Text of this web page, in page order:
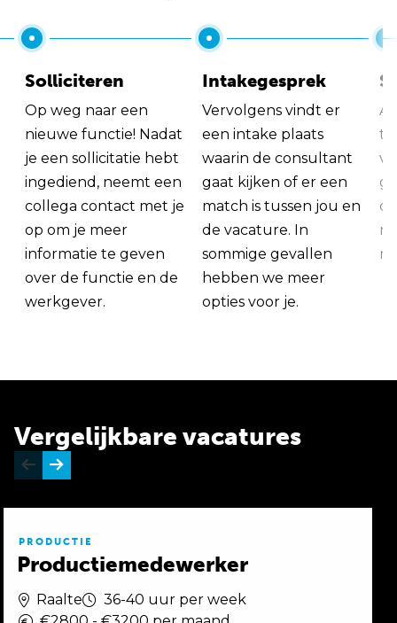
Solliciteren
Op weg naar een
nieuwe functie! Nadat
je een sollicitatie hebt
ingediend, neemt een
collega contact met je
op om je meer
informatie te geven
over de functie en de
werkgever.
Intakegesprek
Vervolgens vindt er
een intake plaats
waarin de consultant
gaat kijken of er een
match is tussen jou en
de vacature. In
sommige gevallen
hebben we meer
opties voor je.
Vergelijkbare vacatures
PRODUCTIE
Productiemedewerker
Raalte
36-40 uur per week